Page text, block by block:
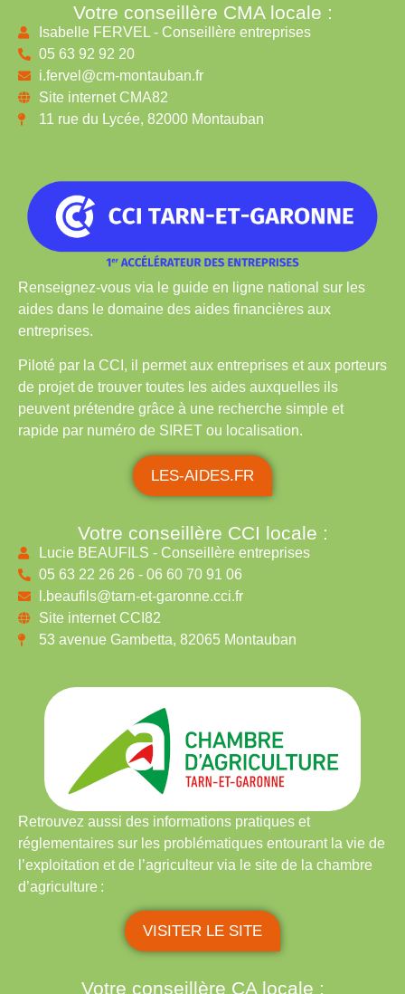
Votre conseillère CMA locale :
Isabelle FERVEL - Conseillère entreprises
05 63 92 92 20
i.fervel@cm-montauban.fr
Site internet CMA82
11 rue du Lycée, 82000 Montauban
Renseignez-vous via le guide en ligne national sur les
aides dans le domaine des aides financières aux
entreprises.
Piloté par la CCI, il permet aux entreprises et aux porteurs
de projet de trouver toutes les aides auxquelles ils
peuvent prétendre grâce à une recherche simple et
rapide par numéro de SIRET ou localisation.
LES-AIDES.FR
Votre conseillère CCI locale :
Lucie BEAUFILS - Conseillère entreprises
05 63 22 26 26 - 06 60 70 91 06
l.beaufils@tarn-et-garonne.cci.fr
Site internet CCI82
53 avenue Gambetta, 82065 Montauban
Retrouvez aussi des informations pratiques et
réglementaires sur les problématiques entourant la vie de
l’exploitation et de l’agriculteur via le site de la chambre
d’agriculture :
VISITER LE SITE
Votre conseillère CA locale :